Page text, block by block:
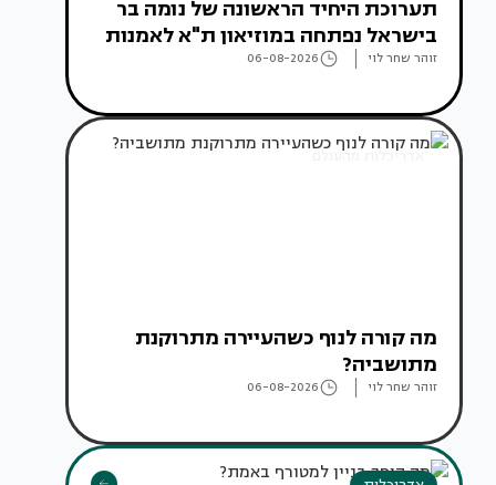
תערוכת היחיד הראשונה של נומה בר
בישראל נפתחה במוזיאון ת"א לאמנות
זוהר שחר לוי 06-08-2026
אדריכלות מהעולם
מה קורה לנוף כשהעיירה מתרוקנת
מתושביה?
זוהר שחר לוי 06-08-2026